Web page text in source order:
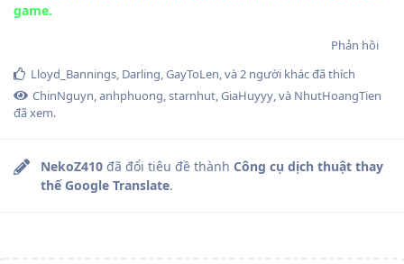
game.
Phản hồi
Lloyd_Bannings, Darling,GayToLen, và2 người khácđã thích
ChinNguyn,anhphuong,starnhut,GiaHuyyy, và NhutHoangTien
đã xem.
NekoZ410 đã đổi tiêu đề thành Công cụ dịch thuật thay
thế Google Translate.